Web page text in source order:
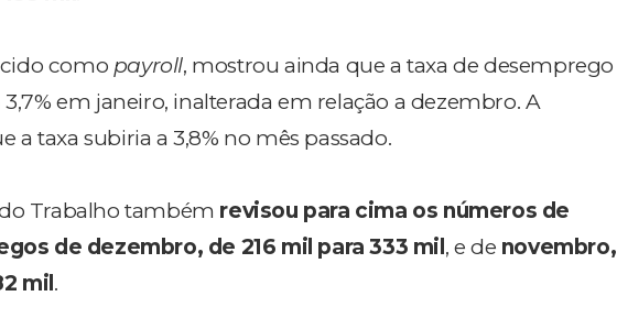
como payroll, mostrou ainda que a taxa de desemprego
em janeiro, inalterada em relação a dezembro. A
a taxa subiria a 3,8% no mês passado.
Trabalho também revisou para cima os números de
de dezembro, de 216 mil para 333 mil , e de novembro,
mil .